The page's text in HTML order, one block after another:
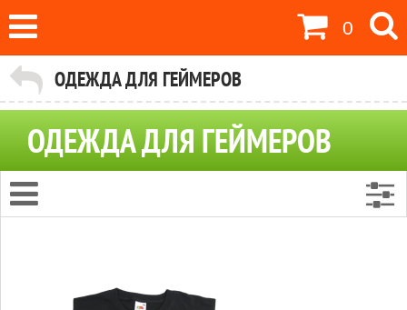
ОДЕЖДА ДЛЯ ГЕЙМЕРОВ
0
ОДЕЖДА ДЛЯ ГЕЙМЕРОВ